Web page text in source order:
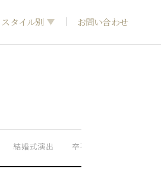
スタイル別 お問い合わせ
結婚式演出 卒花嫁さま実例